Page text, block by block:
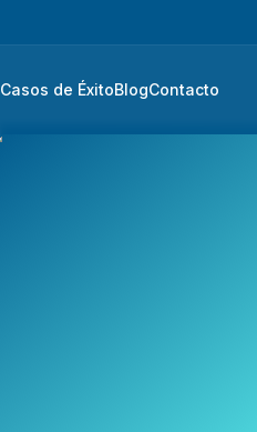
Casos de ÉxitoBlogContacto